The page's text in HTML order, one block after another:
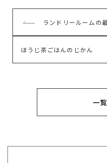
前
事
ランドリールームの
次
ほうじ茶ごはんのじかん
一